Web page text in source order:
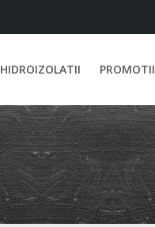
HIDROIZOLATII PROMOTII